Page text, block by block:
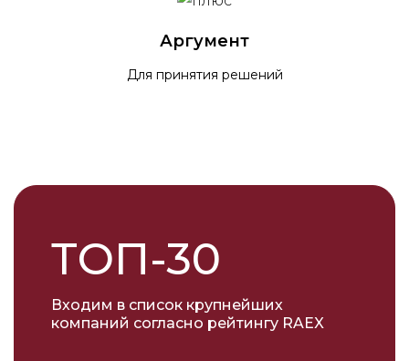
Аргумент
Для принятия решений
ТОП-30
Входим в список крупнейших
компаний согласно рейтингу RAEX